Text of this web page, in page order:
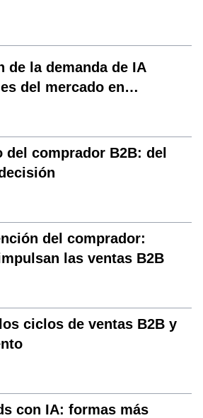
de la demanda de IA
del mercado en
comprador B2B: del
del comprador:
las ventas B2B
ciclos de ventas B2B y
con IA: formas más